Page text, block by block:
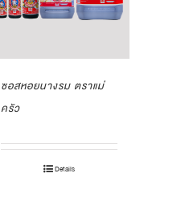
ซอสหอยนางรม ตราแม่
ครัว
Details